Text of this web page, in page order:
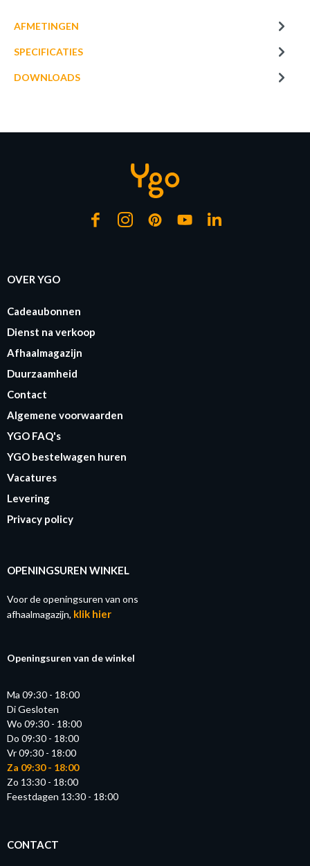
AFMETINGEN
SPECIFICATIES
DOWNLOADS
OVER YGO
Cadeaubonnen
Dienst na verkoop
Afhaalmagazijn
Duurzaamheid
Contact
Algemene voorwaarden
YGO FAQ's
YGO bestelwagen huren
Vacatures
Levering
Privacy policy
OPENINGSUREN WINKEL
Voor de openingsuren van ons
afhaalmagazijn, klik hier
Openingsuren van de winkel
Ma 09:30 - 18:00
Di Gesloten
Wo 09:30 - 18:00
Do 09:30 - 18:00
Vr 09:30 - 18:00
Za 09:30 - 18:00
Zo 13:30 - 18:00
Feestdagen 13:30 - 18:00
CONTACT